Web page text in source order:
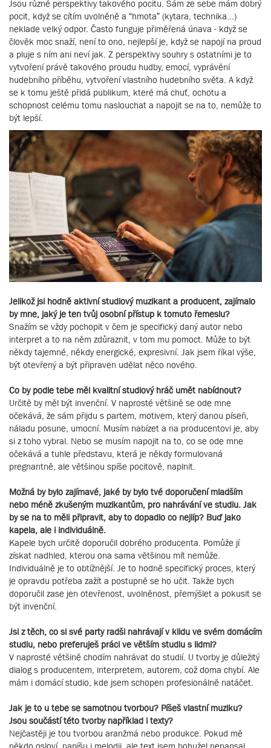
Jsou různé perspektivy takového pocitu. Sám ze sebe mám dobrý
pocit, když se cítím uvolněně a “hmota” (kytara, technika...)
neklade velký odpor. Často funguje přiměřená únava - když se
člověk moc snaží, není to ono, nejlepší je, když se napojí na proud
a pluje s ním ani neví jak. Z perspektivy souhry s ostatními je to
vytvoření právě takového proudu hudby, emocí, vyprávění
hudebního příběhu, vytvoření vlastního hudebního světa. A když
se k tomu ještě přidá publikum, které má chuť, ochotu a
schopnost celému tomu naslouchat a napojit se na to, nemůže to
být lepší.
Jelikož jsi hodně aktivní studiový muzikant a producent, zajímalo
by mne, jaký je ten tvůj osobní přístup k tomuto řemeslu?
Snažím se vždy pochopit v čem je specifický daný autor nebo
interpret a to na něm zdůraznit, v tom mu pomoct. Může to být
někdy tajemné, někdy energické, expresivní. Jak jsem říkal výše,
být otevřený a být připraven udělat něco nového.
Co by podle tebe měl kvalitní studiový hráč umět nabídnout?
Určitě by měl být invenční. V naprosté většině se ode mne
očekává, že sám přijdu s partem, motivem, který danou píseň,
náladu posune, umocní. Musím nabízet a na producentovi je, aby
si z toho vybral. Nebo se musím napojit na to, co se ode mne
očekává a tuhle představu, která je někdy formulovaná
pregnantně, ale většinou spíše pocitově, naplnit.
Možná by bylo zajímavé, jaké by bylo tvé doporučení mladším
nebo méně zkušeným muzikantům, pro nahrávání ve studiu. Jak
by se na to měli připravit, aby to dopadlo co nejlíp? Buď jako
kapela, ale i individuálně.
Kapele bych určitě doporučil dobrého producenta. Pomůže jí
získat nadhled, kterou ona sama většinou mít nemůže.
Individuálně je to obtížnější. Je to hodně specifický proces, který
je opravdu potřeba zažít a postupně se ho učit. Takže bych
doporučil zase jen otevřenost, uvolněnost, přemýšlet a pokusit se
být invenční.
Jsi z těch, co si své party radši nahrávají v klidu ve svém domácím
studiu, nebo preferuješ práci ve větším studiu s lidmi?
V naprosté většině chodím nahrávat do studií. U tvorby je důležitý
dialog s producentem, interpretem, autorem, což doma chybí. Ale
mám i domácí studio, kde jsem schopen profesionálně natáčet.
Jak je to u tebe se samotnou tvorbou? Píšeš vlastní muziku?
Jsou součástí této tvorby například i texty?
Nejčastěji je tou tvorbou aranžmá nebo produkce. Pokud mě
někdo osloví, napíšu i melodii, ale text jsem bohužel nenapsal